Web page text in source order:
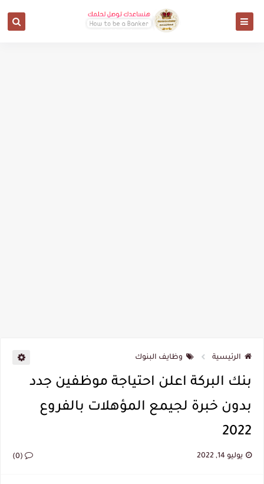
الرئيسية وظايف البنوك
بنك البركة اعلن احتياجة موظفين جدد
بدون خبرة لجيمع المؤهلات بالفروع
2022
يوليو 14, 2022 (0)